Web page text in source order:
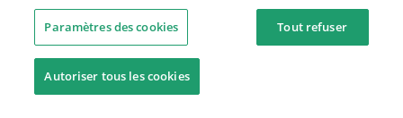
Paramètres des cookies Tout refuser
Autoriser tous les cookies